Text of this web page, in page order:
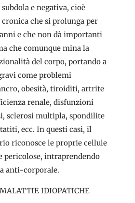
e negativa, cioè
che si prolunga per
e che non dà importanti
che comunque mina la
del corpo, portando a
come problemi
obesità, tiroiditi, artrite
renale, disfunzioni
sclerosi multipla, spondilite
ecc. In questi casi, il
riconosce le proprie cellule
pericolose, intraprendendo
anti-corporale.
IDIOPATICHE